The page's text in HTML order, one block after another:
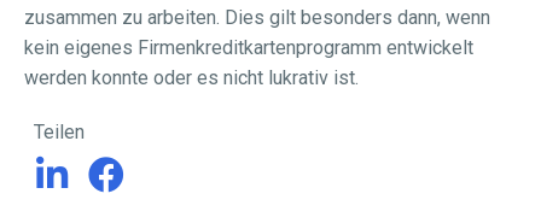
zusammen zu arbeiten. Dies gilt besonders dann, wenn
kein eigenes Firmenkreditkartenprogramm entwickelt
werden konnte oder es nicht lukrativ ist.
Teilen